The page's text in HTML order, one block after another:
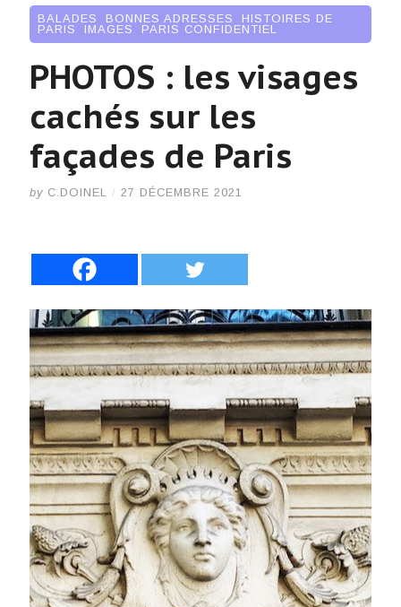
BALADES , BONNES ADRESSES , HISTOIRES DE
PARIS , IMAGES , PARIS CONFIDENTIEL
PHOTOS : les visages
cachés sur les
façades de Paris
by C.DOINEL / 27 DÉCEMBRE 2021